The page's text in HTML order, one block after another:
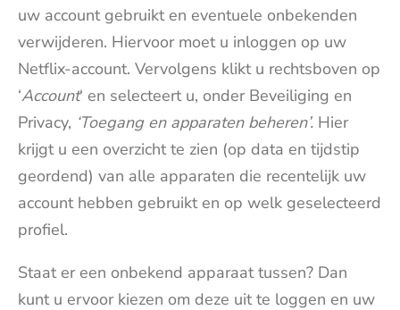
uw account gebruikt en eventuele onbekenden
verwijderen. Hiervoor moet u inloggen op uw
Netflix-account. Vervolgens klikt u rechtsboven op
‘Account‘ en selecteert u, onder Beveiliging en
Privacy, ‘Toegang en apparaten beheren’. Hier
krijgt u een overzicht te zien (op data en tijdstip
geordend) van alle apparaten die recentelijk uw
account hebben gebruikt en op welk geselecteerd
profiel.
Staat er een onbekend apparaat tussen? Dan
kunt u ervoor kiezen om deze uit te loggen en uw